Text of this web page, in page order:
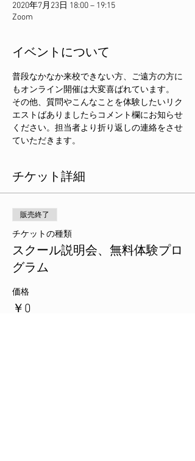
2020年7月23日 18:00 – 19:15
Zoom
イベントについて
普段なかなか来校できない方、ご遠方の方に
もオンライン開催は大変喜ばれています。
その他、質問やこんなことを体験したいリク
エストばありましたらコメント欄にお知らせ
ください。担当者より折り返しの連絡をさせ
ていただきます。
チケット詳細
販売終了
チケットの種類
スクール説明会、無料体験プロ
グラム
価格
￥0